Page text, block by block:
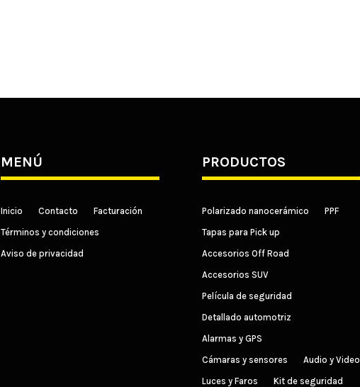
MENÚ
Inicio Contacto
Facturación
Términos y condiciones
Aviso de privacidad
PRODUCTOS
Polarizado nanocerámico
PPF
Tapas para Pick up
Accesorios Off Road
Accesorios SUV
Película de seguridad
Detallado automotriz
Alarmas y GPS
Cámaras y sensores
Audio y Video
Luces y Faros
Kit de seguridad